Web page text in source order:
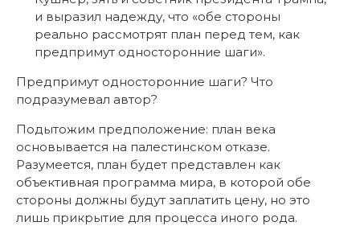
и выразил надежду, что «обе стороны
реально рассмотрят план перед тем, как
предпримут односторонние шаги».
Предпримут односторонние шаги? Что
подразумевал автор?
Подытожим предположение: план века
основывается на палестинском отказе.
Разумеется, план будет представлен как
объективная программа мира, в которой обе
стороны должны будут заплатить цену, но это
лишь прикрытие для процесса иного рода.